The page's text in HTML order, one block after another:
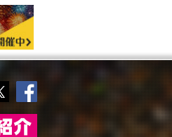
TwitterFacebook